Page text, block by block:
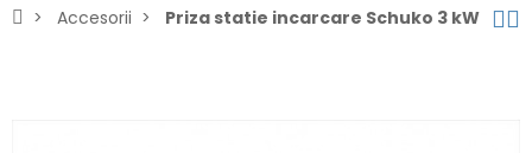
Accesorii Priza statie incarcare Schuko 3 kW